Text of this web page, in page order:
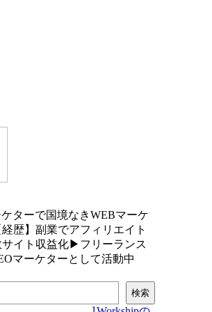
ターで国境なきWEBマーケ
歴】副業でアフィリエイト
イト収益化▶フリーランス
マーケターとして活動中
検索